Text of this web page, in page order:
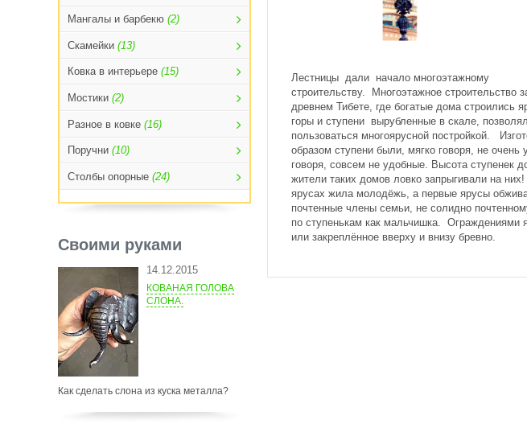
Мангалы и барбекю (2)
Скамейки (13)
Ковка в интерьере (15)
Мостики (2)
Разное в ковке (16)
Поручни (10)
Столбы опорные (24)
Своими руками
14.12.2015
КОВАНАЯ ГОЛОВА
СЛОНА.
Как сделать слона из куска металла?
Лестницы дали начало многоэтажному
строительству. Многоэтажное строительство
древнем Тибете, где богатые дома строились
горы и ступени вырубленные в скале,
пользоваться многоярусной постройкой.
образом ступени были, мягко говоря, не очень
говоря, совсем не удобные. Высота ступенек
жители таких домов ловко запрыгивали на
ярусах жила молодёжь, а первые ярусы
почтенные члены семьи, не солидно
по ступенькам как мальчишка. Ограждениями
или закреплённое вверху и внизу бревно.